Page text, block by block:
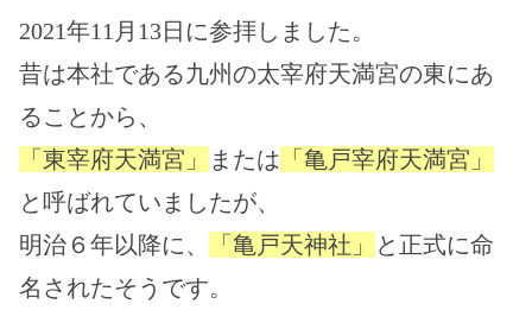
2021年11月13日に参拝しました。
昔は本社である九州の太宰府天満宮の東にあ
ることから、
「東宰府天満宮」
または 「亀戸宰府天満宮」
と呼ばれていましたが、
明治６年以降に、
「亀戸天神社」
と正式に命
名されたそうです。